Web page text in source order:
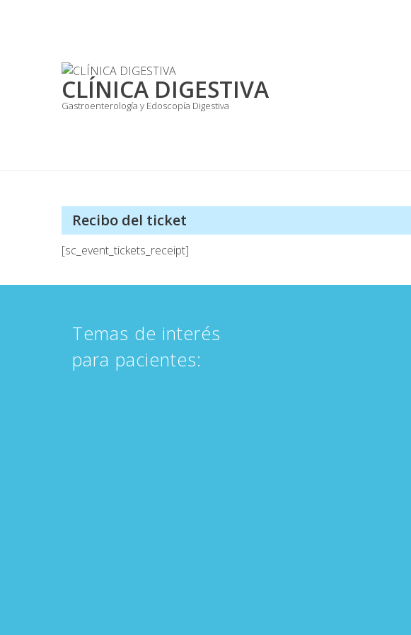
CLÍNICA DIGESTIVA
Gastroenterología y Edoscopía Digestiva
Recibo del ticket
[sc_event_tickets_receipt]
Temas de interés
para pacientes: